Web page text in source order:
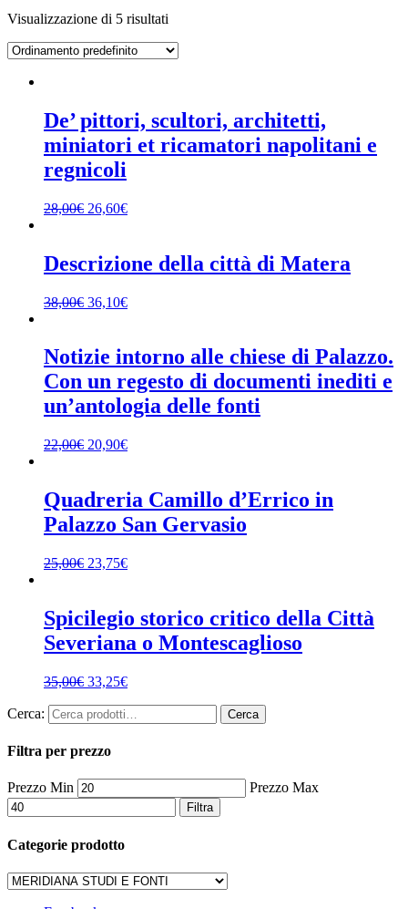
Visualizzazione di 5 risultati
De’ pittori, scultori, architetti,
miniatori et ricamatori napolitani e
regnicoli
28,00€ 26,60€
Descrizione della città di Matera
38,00€ 36,10€
Notizie intorno alle chiese di Palazzo.
Con un regesto di documenti inediti e
un’antologia delle fonti
22,00€ 20,90€
Quadreria Camillo d’Errico in
Palazzo San Gervasio
25,00€ 23,75€
Spicilegio storico critico della Città
Severiana o Montescaglioso
35,00€ 33,25€
Cerca: Cerca
Filtra per prezzo
Prezzo Min Prezzo Max
Filtra
Categorie prodotto